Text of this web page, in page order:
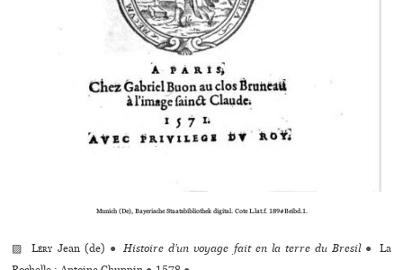
Munich (De), Bayerische Staatsbibliothek digital. Cote L.lat.f. 189#Beibd.1.
▨LéryJean (de) ● Histoire d’un voyage fait en la terre du Bresil ● La